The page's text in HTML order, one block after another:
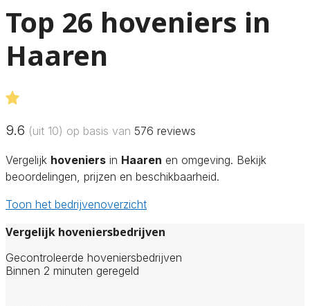
Top 26 hoveniers in
Haaren
9.6 (uit 10) op basis van 576 reviews
Vergelijk hoveniers in Haaren en omgeving. Bekijk
beoordelingen, prijzen en beschikbaarheid.
Toon het bedrijvenoverzicht
Vergelijk hoveniersbedrijven
Gecontroleerde hoveniersbedrijven
Binnen 2 minuten geregeld